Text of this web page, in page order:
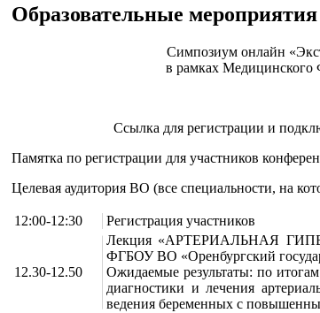
Образовательные
Симпозиум онлайн
в рамках Медицинского
Ссылка для регистрации и
Памятка по регистрации для участников
Целевая аудитория ВО (все специальности, на
12:00-12:30 Регистрация участников
12.30-12.50
Лекция «АРТЕРИАЛЬНАЯ
ФГБОУ ВО «Оренбургский
Ожидаемые результаты: по
диагностики и лечения
ведения беременных с